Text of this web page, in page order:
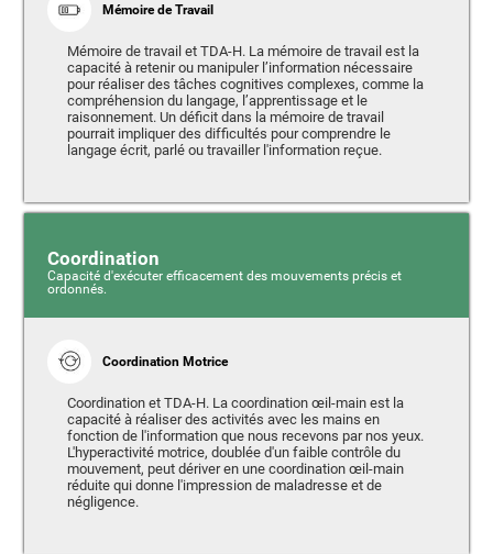
Mémoire de Travail
Mémoire de travail et TDA-H. La mémoire de travail est la
capacité à retenir ou manipuler l’information nécessaire
pour réaliser des tâches cognitives complexes, comme la
compréhension du langage, l’apprentissage et le
raisonnement. Un déficit dans la mémoire de travail
pourrait impliquer des difficultés pour comprendre le
langage écrit, parlé ou travailler l'information reçue.
Coordination
Capacité d'exécuter efficacement des mouvements précis et
ordonnés.
Coordination Motrice
Coordination et TDA-H. La coordination œil-main est la
capacité à réaliser des activités avec les mains en
fonction de l'information que nous recevons par nos yeux.
L'hyperactivité motrice, doublée d'un faible contrôle du
mouvement, peut dériver en une coordination œil-main
réduite qui donne l'impression de maladresse et de
négligence.